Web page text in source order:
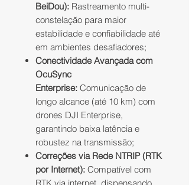
BeiDou): Rastreamento multi-
constelação para maior
estabilidade e confiabilidade até
em ambientes desafiadores;
Conectividade Avançada com
OcuSync
Enterprise: Comunicação de
longo alcance (até 10 km) com
drones DJI Enterprise,
garantindo baixa latência e
robustez na transmissão;
Correções via Rede NTRIP (RTK
por Internet): Compatível com